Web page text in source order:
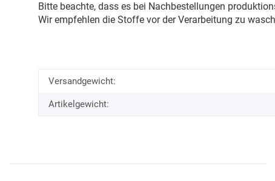
Bitte beachte, dass es bei Nachbestellungen
Wir empfehlen die Stoffe vor der Verarbeitung zu
Versandgewicht:
Artikelgewicht: